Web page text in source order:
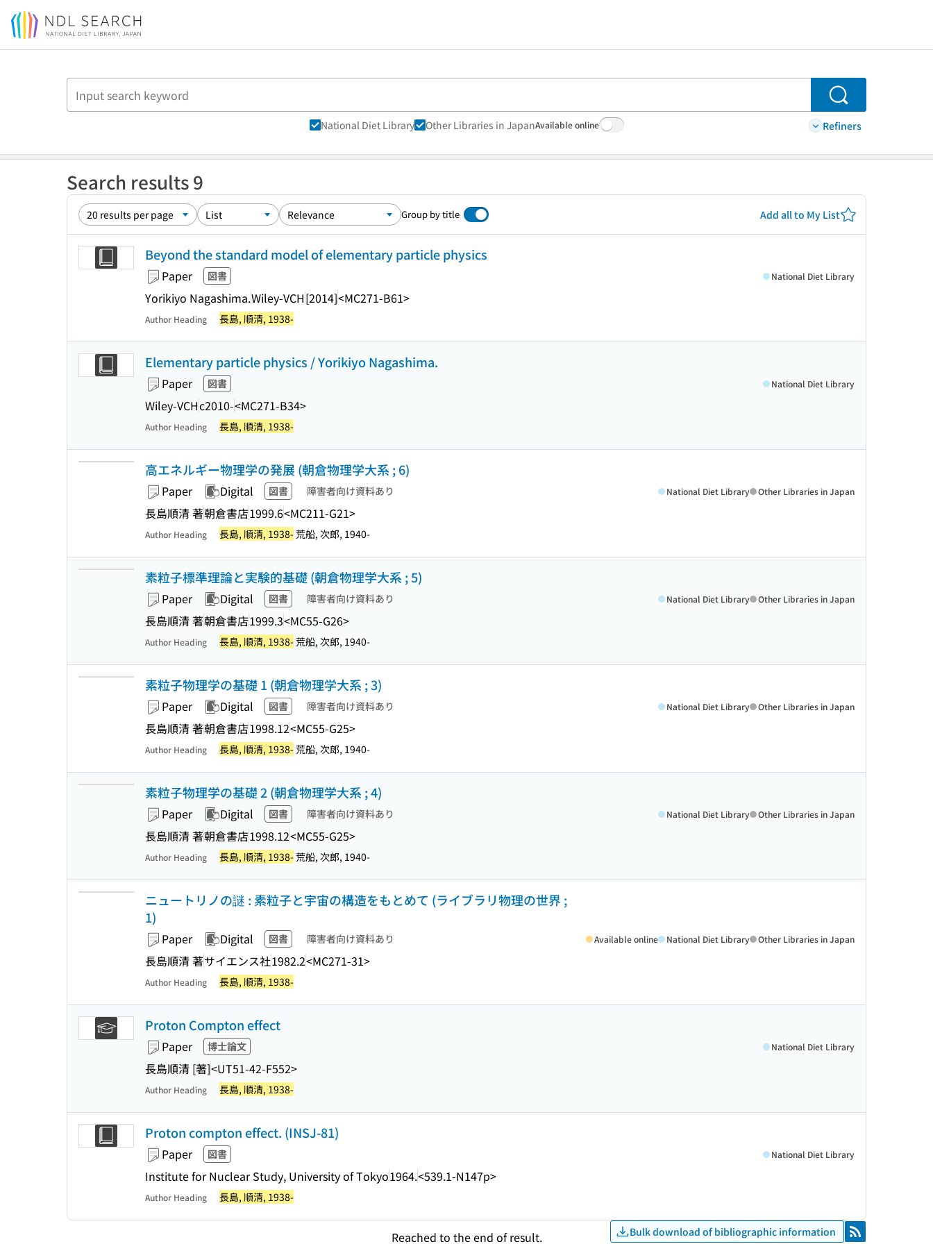
Jump to main content
Search
National Diet Library Other Libraries in JapanAvailable online Refiners
Search results 9
Group by title Add all to My List
Beyond the standard model of elementary particle physics
Paper 図書
Yorikiyo Nagashima.Wiley-VCH[2014]<MC271-B61>
National Diet Library
Author Heading 長島, 順清, 1938-
Elementary particle physics / Yorikiyo Nagashima.
Paper 図書
Wiley-VCHc2010-<MC271-B34>
National Diet Library
Author Heading 長島, 順清, 1938-
高エネルギー物理学の発展 (朝倉物理学大系 ; 6)
Paper Digital 図書 障害者向け資料あり
長島順清 著朝倉書店1999.6<MC211-G21>
National Diet Library Other Libraries in Japan
Author Heading 長島, 順清, 1938-荒船, 次郎, 1940-
素粒子標準理論と実験的基礎 (朝倉物理学大系 ; 5)
Paper Digital 図書 障害者向け資料あり
長島順清 著朝倉書店1999.3<MC55-G26>
National Diet Library Other Libraries in Japan
Author Heading 長島, 順清, 1938-荒船, 次郎, 1940-
素粒子物理学の基礎 1 (朝倉物理学大系 ; 3)
Paper Digital 図書 障害者向け資料あり
長島順清 著朝倉書店1998.12<MC55-G25>
National Diet Library Other Libraries in Japan
Author Heading 長島, 順清, 1938-荒船, 次郎, 1940-
素粒子物理学の基礎 2 (朝倉物理学大系 ; 4)
Paper Digital 図書 障害者向け資料あり
長島順清 著朝倉書店1998.12<MC55-G25>
National Diet Library Other Libraries in Japan
Author Heading 長島, 順清, 1938-荒船, 次郎, 1940-
ニュートリノの謎 : 素粒子と宇宙の構造をもとめて (ライブラリ物理の世界 ;
1)
Paper Digital 図書 障害者向け資料あり
長島順清 著サイエンス社1982.2<MC271-31>
Available online National Diet Library Other Libraries in Japan
Author Heading 長島, 順清, 1938-
Proton Compton effect
Paper 博士論文
長島順清 [著]<UT51-42-F552>
National Diet Library
Author Heading 長島, 順清, 1938-
Proton compton effect. (INSJ-81)
Paper 図書
Institute for Nuclear Study, University of Tokyo1964.<539.1-N147p>
National Diet Library
Author Heading 長島, 順清, 1938-
Reached to the end of result. Bulk download of bibliographic information RSS